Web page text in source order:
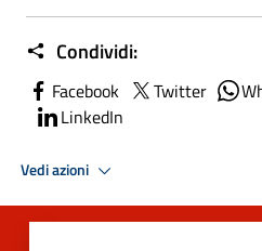
Condividi:
Facebook Twitter
LinkedIn
Vedi azioni